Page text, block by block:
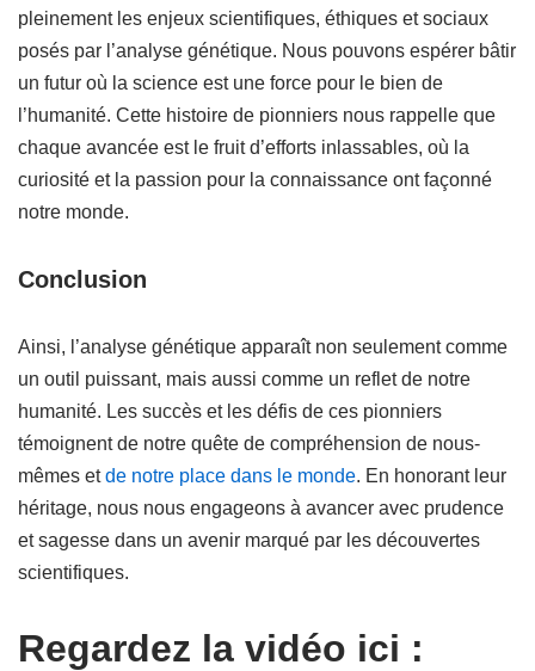
pleinement les enjeux scientifiques, éthiques et sociaux
posés par l’analyse génétique. Nous pouvons espérer bâtir
un futur où la science est une force pour le bien de
l’humanité. Cette histoire de pionniers nous rappelle que
chaque avancée est le fruit d’efforts inlassables, où la
curiosité et la passion pour la connaissance ont façonné
notre monde.
Conclusion
Ainsi, l’analyse génétique apparaît non seulement comme
un outil puissant, mais aussi comme un reflet de notre
humanité. Les succès et les défis de ces pionniers
témoignent de notre quête de compréhension de nous-
mêmes etde notre place dans le monde. En honorant leur
héritage, nous nous engageons à avancer avec prudence
et sagesse dans un avenir marqué par les découvertes
scientifiques.
Regardez la vidéo ici :